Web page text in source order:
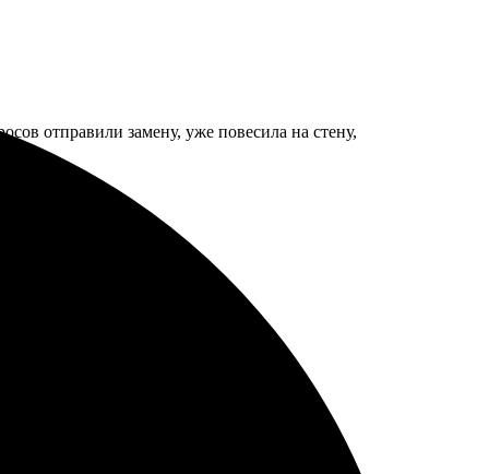
отправили замену, уже повесила на стену,
Приятная такая штука.